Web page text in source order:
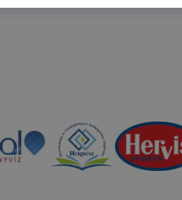
ellenőrizheti és hogyan tudja
teljes körű használatára,